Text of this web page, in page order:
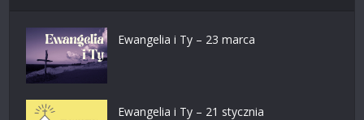
Ewangelia i Ty – 23 marca
Ewangelia i Ty – 21 stycznia